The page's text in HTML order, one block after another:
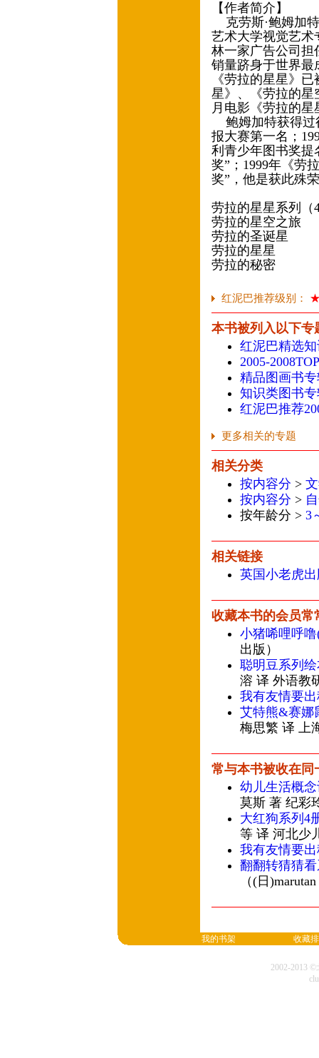
【作者简介】
克劳斯·鲍姆加特
艺术大学视觉艺术
林一家广告公司担
销量跻身于世界最
《劳拉的星星》
星》、《劳拉的星
月电影《劳拉的
鲍姆加特获得过
报大赛第一名；
利青少年图书奖提
奖”；1999年《劳
奖”，他是获此殊
劳拉的星星系列
劳拉的星空之旅
劳拉的圣诞星
劳拉的星星
劳拉的秘密
红泥巴推荐级别：
本书被列入以下专
红泥巴精选
2005-
精品图画书
知识类图书
红泥巴推荐
更多相关的专题
相关分类
按内容分 >
按内容分 >
按年龄分 > 3
相关链接
英国小老虎
收藏本书的会员常
小猪唏哩呼
出版）
聪明豆系列
溶 译 外语教
我有友情要
艾特熊&赛娜
梅思繁 译 上
常与本书被收在同
幼儿生活概
莫斯 著 纪彩
大红狗系列4
等 译 河北少
我有友情要
翻翻转猜猜
（(日
我的书架 收藏
2002-2013